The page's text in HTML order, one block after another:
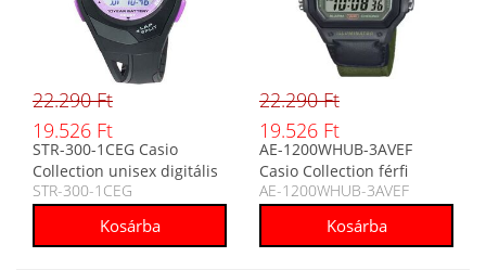
22.290 Ft
19.526 Ft
STR-300-1CEG Casio
Collection unisex digitális
karóra
STR-300-1CEG
22.290 Ft
19.526 Ft
AE-1200WHUB-3AVEF
Casio Collection férfi
digitális karóra
AE-1200WHUB-3AVEF